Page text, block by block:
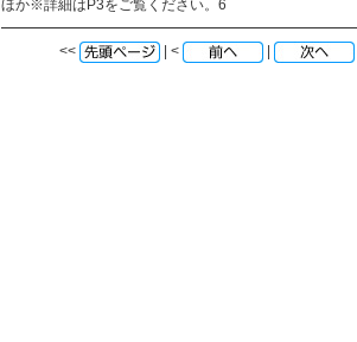
ほか※詳細はP3をご覧ください。6
<< | <